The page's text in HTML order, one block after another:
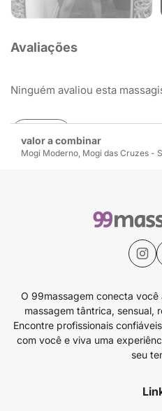
valor a combinar
Mogi Moderno, Mogi das Cruzes -
Avaliações
Ninguém avaliou esta
Avaliar
O 99massagem conecta
massagem tântrica, sensual,
Encontre profissionais
com você e viva uma
seu